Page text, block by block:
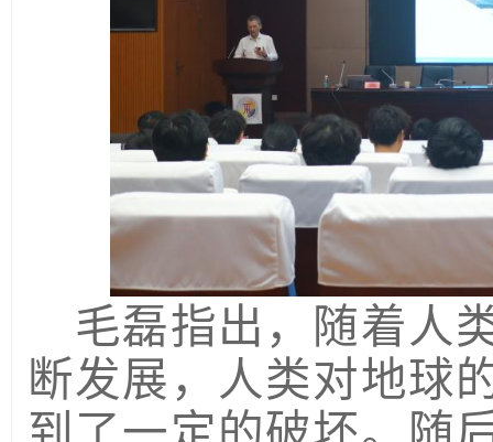
毛磊指出，随着人
断发展，人类对地球